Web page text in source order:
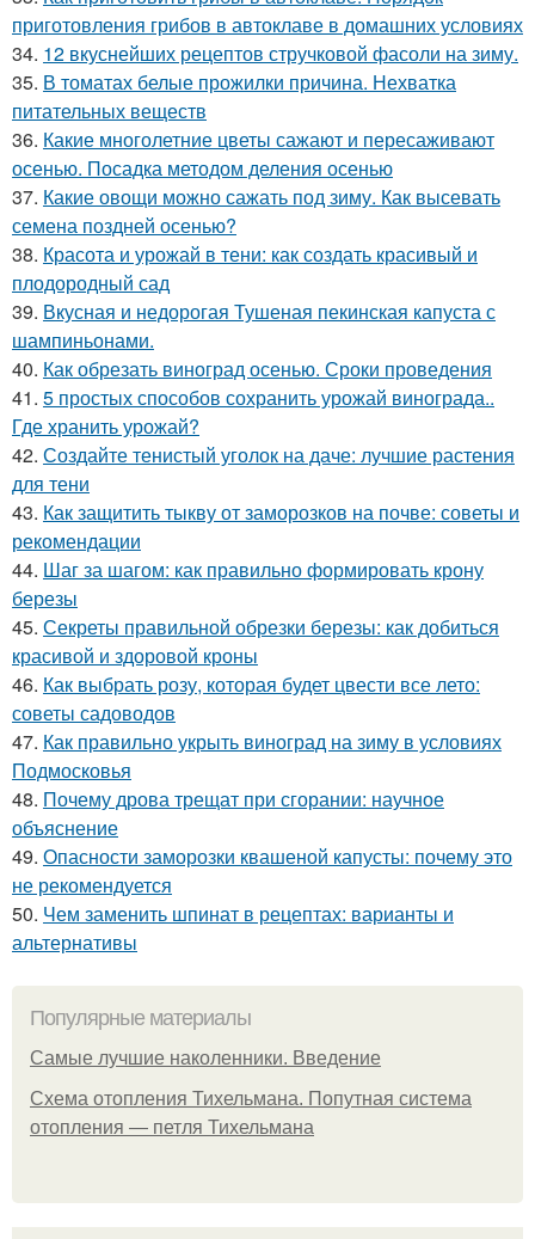
приготовления грибов в автоклаве в домашних условиях
34. 12 вкуснейших рецептов стручковой фасоли на зиму.
35. В томатах белые прожилки причина. Нехватка
питательных веществ
36. Какие многолетние цветы сажают и пересаживают
осенью. Посадка методом деления осенью
37. Какие овощи можно сажать под зиму. Как высевать
семена поздней осенью?
38. Красота и урожай в тени: как создать красивый и
плодородный сад
39. Вкусная и недорогая Тушеная пекинская капуста с
шампиньонами.
40. Как обрезать виноград осенью. Сроки проведения
41. 5 простых способов сохранить урожай винограда..
Где хранить урожай?
42. Создайте тенистый уголок на даче: лучшие растения
для тени
43. Как защитить тыкву от заморозков на почве: советы и
рекомендации
44. Шаг за шагом: как правильно формировать крону
березы
45. Секреты правильной обрезки березы: как добиться
красивой и здоровой кроны
46. Как выбрать розу, которая будет цвести все лето:
советы садоводов
47. Как правильно укрыть виноград на зиму в условиях
Подмосковья
48. Почему дрова трещат при сгорании: научное
объяснение
49. Опасности заморозки квашеной капусты: почему это
не рекомендуется
50. Чем заменить шпинат в рецептах: варианты и
альтернативы
Популярные материалы
Самые лучшие наколенники. Введение
Схема отопления Тихельмана. Попутная система
отопления — петля Тихельмана